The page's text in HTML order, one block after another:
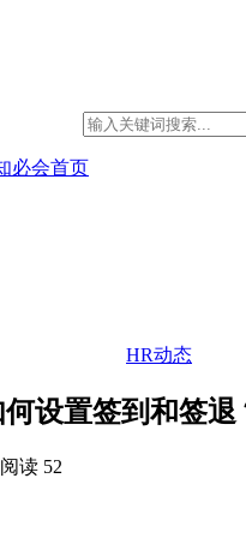
必会首页
HR动态
设置签到和签退
阅读 52